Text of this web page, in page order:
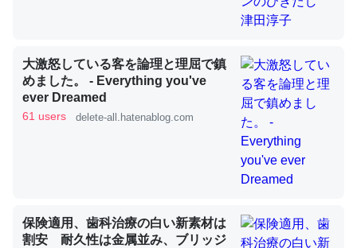
これを元に考えるとカルシウムを大量に使う脊椎動物と貝
類は苦労してるんだな…。腹足類だと殻を無くしてナメク
─ニュース :: 【研究発表】昆虫学の大問題＝「昆虫はなぜ海にいな
大激怒している客を論理と理屈で鎮
めました。 - Everything you've
ever Dreamed
61 users delete-all.hatenablog.com
保険適用、歯科治療の白い新素材は
割安 耐久性は金属並み、ブリッジ